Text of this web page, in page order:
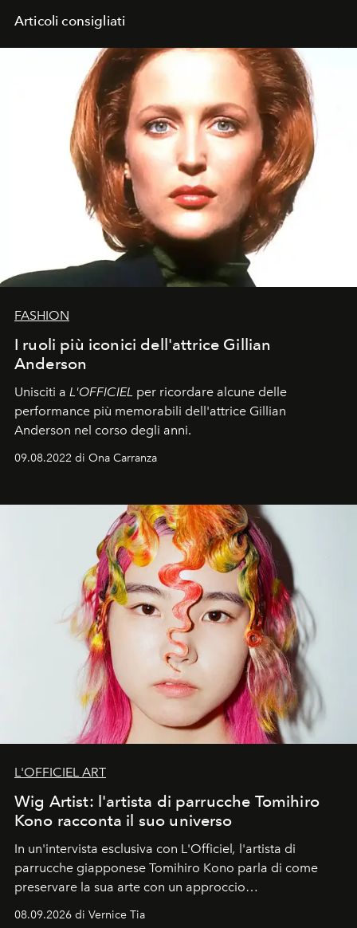
Articoli consigliati
FASHION
I ruoli più iconici dell'attrice Gillian
Anderson
Unisciti a L'OFFICIEL per ricordare alcune delle
performance più memorabili dell'attrice Gillian
Anderson nel corso degli anni.
09.08.2022 di Ona Carranza
L'OFFICIEL ART
Wig Artist: l'artista di parrucche Tomihiro
Kono racconta il suo universo
In un'intervista esclusiva con L'Officiel, l'artista di
parrucche giapponese Tomihiro Kono parla di come
preservare la sua arte con un approccio
contemporaneo.
08.09.2026 di Vernice Tia